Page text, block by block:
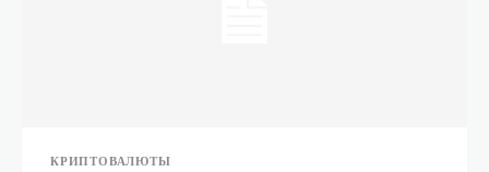
КРИПТОВАЛЮТЫ